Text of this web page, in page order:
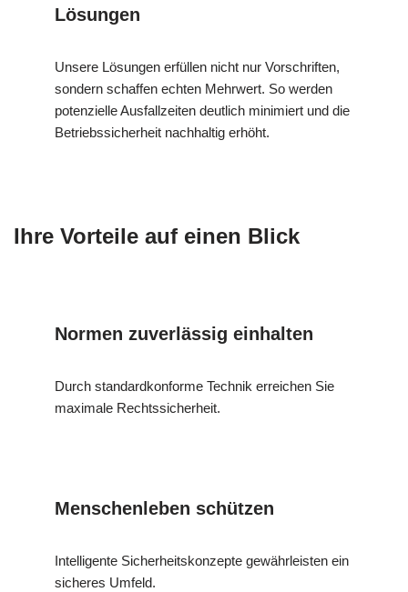
Lösungen
Unsere Lösungen erfüllen nicht nur Vorschriften,
sondern schaffen echten Mehrwert. So werden
potenzielle Ausfallzeiten deutlich minimiert und die
Betriebssicherheit nachhaltig erhöht.
Ihre Vorteile auf einen Blick
Normen zuverlässig einhalten
Durch standardkonforme Technik erreichen Sie
maximale Rechtssicherheit.
Menschenleben schützen
Intelligente Sicherheitskonzepte gewährleisten ein
sicheres Umfeld.